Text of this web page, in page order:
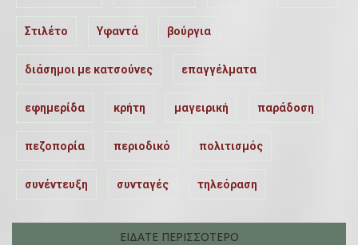
Στιλέτο Υφαντά βούργια
διάσημοι με κατσούνες επαγγέλματα
εφημερίδα κρήτη μαγειρική παράδοση
πεζοπορία περιοδικό πολιτισμός
συνέντευξη συνταγές τηλεόραση
ΕΙΔΑΤΕ ΠΕΡΙΣΣΟΤΕΡΟ